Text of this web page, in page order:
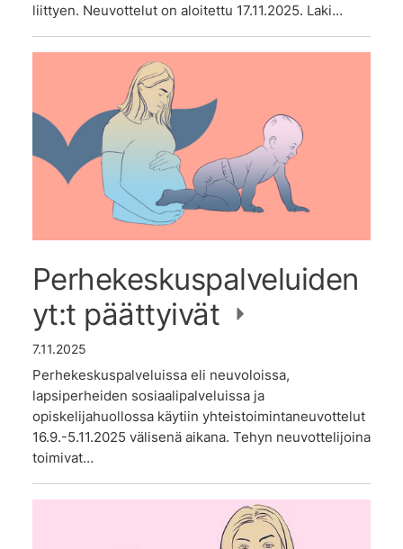
liittyen. Neuvottelut on aloitettu 17.11.2025. Laki…
Perhekeskuspalveluiden
yt:t päättyivät
7.11.2025
Perhekeskuspalveluissa eli neuvoloissa,
lapsiperheiden sosiaalipalveluissa ja
opiskelijahuollossa käytiin yhteistoimintaneuvottelut
16.9.-5.11.2025 välisenä aikana. Tehyn neuvottelijoina
toimivat…